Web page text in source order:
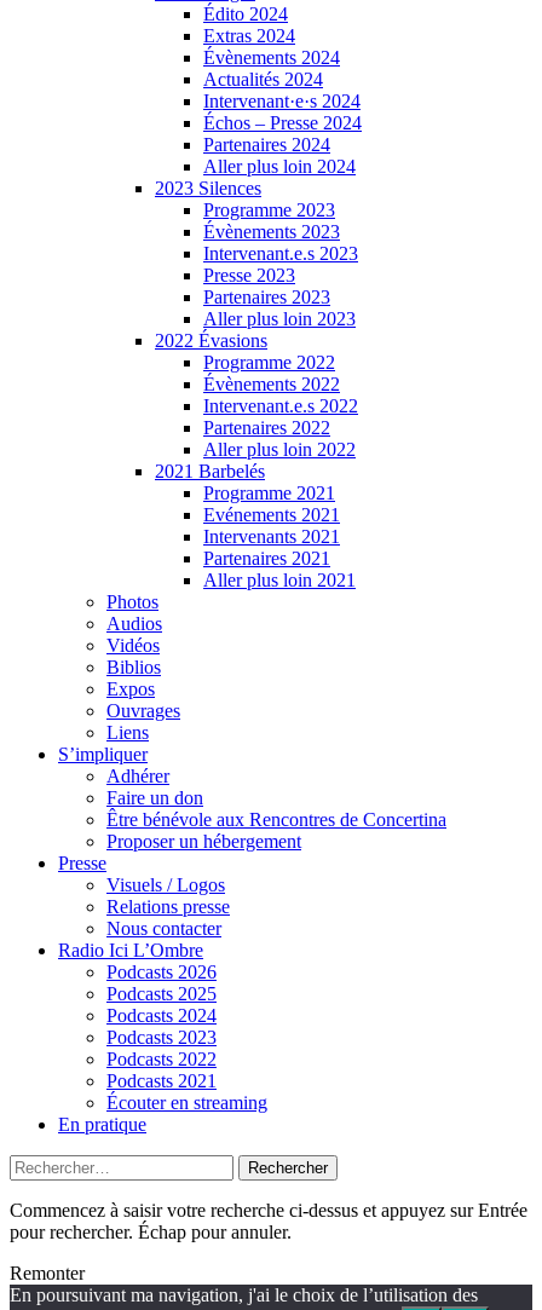
Édito 2024
Extras 2024
Évènements 2024
Actualités 2024
Intervenant·e·s 2024
Échos – Presse 2024
Partenaires 2024
Aller plus loin 2024
2023 Silences
Programme 2023
Évènements 2023
Intervenant.e.s 2023
Presse 2023
Partenaires 2023
Aller plus loin 2023
2022 Évasions
Programme 2022
Évènements 2022
Intervenant.e.s 2022
Partenaires 2022
Aller plus loin 2022
2021 Barbelés
Programme 2021
Evénements 2021
Intervenants 2021
Partenaires 2021
Aller plus loin 2021
Photos
Audios
Vidéos
Biblios
Expos
Ouvrages
Liens
S’impliquer
Adhérer
Faire un don
Être bénévole aux Rencontres de Concertina
Proposer un hébergement
Presse
Visuels / Logos
Relations presse
Nous contacter
Radio Ici L’Ombre
Podcasts 2026
Podcasts 2025
Podcasts 2024
Podcasts 2023
Podcasts 2022
Podcasts 2021
Écouter en streaming
En pratique
Rechercher :
Commencez à saisir votre recherche ci-dessus et appuyez sur Entrée
pour rechercher. Échap pour annuler.
Remonter
En poursuivant ma navigation, j'ai le choix de l’utilisation des